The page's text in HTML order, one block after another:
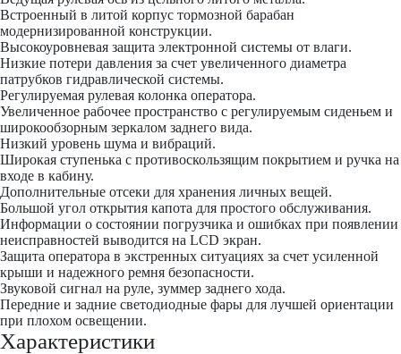
Встроенный в литой корпус тормозной барабан
модернизированной конструкции.
Высокоуровневая защита электронной системы от влаги.
Низкие потери давления за счет увеличенного диаметра
патрубков гидравлической системы.
Регулируемая рулевая колонка оператора.
Увеличенное рабочее пространство с регулируемым сиденьем и
широкообзорным зеркалом заднего вида.
Низкий уровень шума и вибраций.
Широкая ступенька с противоскользящим покрытием и ручка на
входе в кабину.
Дополнительные отсеки для хранения личных вещей.
Большой угол открытия капота для простого обслуживания.
Информации о состоянии погрузчика и ошибках при появлении
неисправностей выводится на LCD экран.
Защита оператора в экстренных ситуациях за счет усиленной
крыши и надежного ремня безопасности.
Звуковой сигнал на руле, зуммер заднего хода.
Передние и задние светодиодные фары для лучшей ориентации
при плохом освещении.
Характеристики